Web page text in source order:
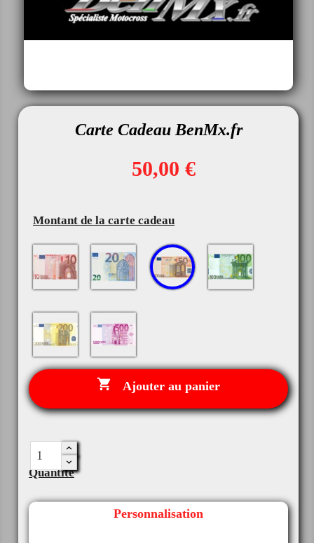
Carte Cadeau BenMx.fr
50,00 €
Montant de la carte cadeau
10€ 20€ 50€ 100€
200€ 500€
 Ajouter au panier
Quantité
Personnalisation